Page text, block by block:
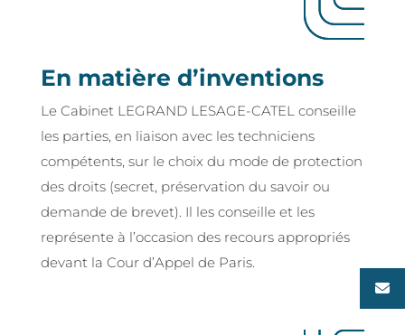
En matière d’inventions
Le Cabinet LEGRAND LESAGE-CATEL conseille
les parties, en liaison avec les techniciens
compétents, sur le choix du mode de protection
des droits (secret, préservation du savoir ou
demande de brevet). Il les conseille et les
représente à l’occasion des recours appropriés
devant la Cour d’Appel de Paris.